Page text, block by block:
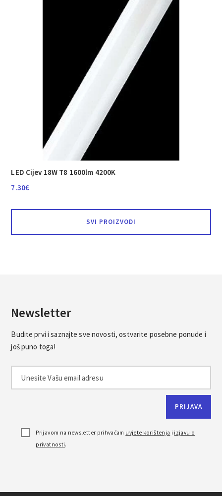
LED Cijev 18W T8 1600lm 4200K
7.30€
SVI PROIZVODI
Newsletter
Budite prvi i saznajte sve novosti, ostvarite posebne ponude i
još puno toga!
Prijavom na newsletter prihvaćam uvjete korištenja i izjavu o
privatnosti.